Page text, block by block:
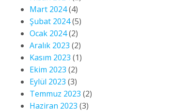
Mart 2024(4)
Şubat 2024(5)
Ocak 2024(2)
Aralık 2023 (2)
Kasım 2023 (1)
Ekim 2023 (2)
Eylül 2023 (3)
Temmuz 2023 (2)
Haziran 2023 (3)